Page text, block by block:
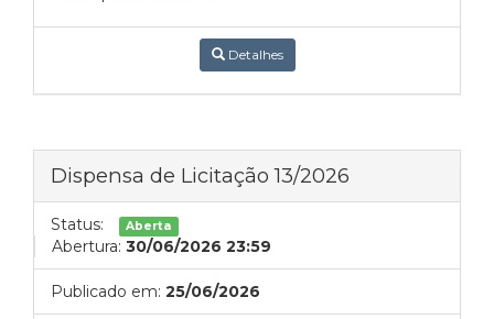
Detalhes
Dispensa de Licitação 13/2026
Status: Aberta
Abertura: 30/06/2026 23:59
Publicado em: 25/06/2026